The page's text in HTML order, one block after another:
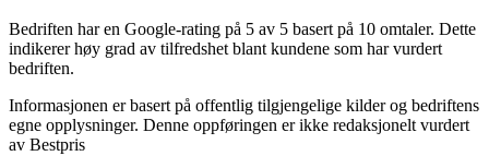
Bedriften har en Google-rating på 5 av 5 basert på 10 omtaler. Dette
indikerer høy grad av tilfredshet blant kundene som har vurdert
bedriften.
Informasjonen er basert på offentlig tilgjengelige kilder og bedriftens
egne opplysninger. Denne oppføringen er ikke redaksjonelt vurdert
av Bestpris